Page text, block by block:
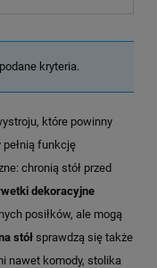
kryteria.
które powinny
funkcję
chronią stół przed
dekoracyjne
posiłków, ale mogą
stół sprawdzą się także
nawet komody, stolika